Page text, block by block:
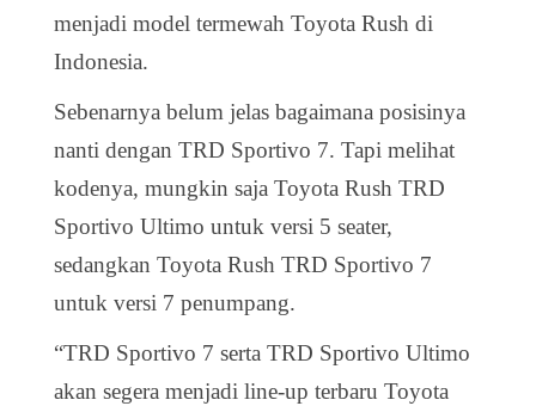
menjadi model termewah Toyota Rush di
Indonesia.
Sebenarnya belum jelas bagaimana posisinya
nanti dengan TRD Sportivo 7. Tapi melihat
kodenya, mungkin saja Toyota Rush TRD
Sportivo Ultimo untuk versi 5 seater,
sedangkan Toyota Rush TRD Sportivo 7
untuk versi 7 penumpang.
“TRD Sportivo 7 serta TRD Sportivo Ultimo
akan segera menjadi line-up terbaru Toyota